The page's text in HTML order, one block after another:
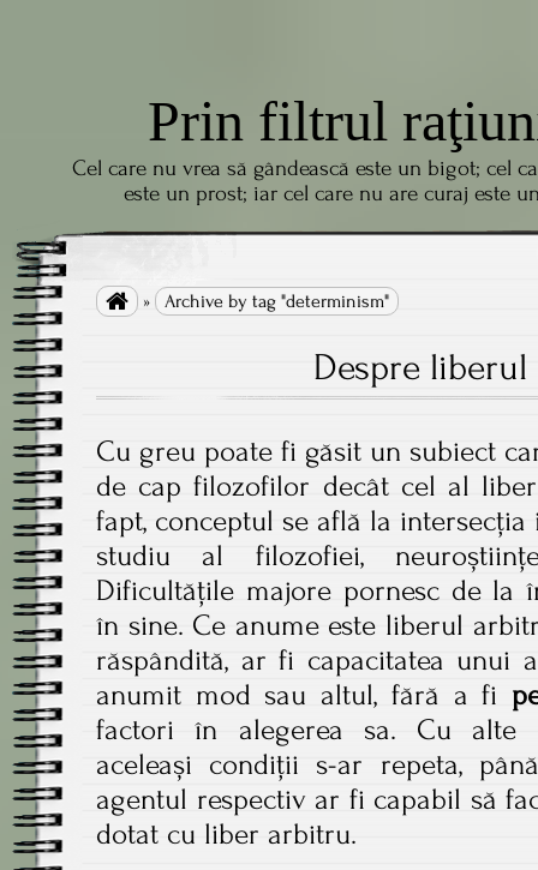
Prin filtrul
Cel care nu vrea să gândească este un bigot; cel
este un prost; iar cel care nu are curaj este
 » Archive by tag "determinism"
Despre
Cu greu poate fi găsit un subiect
de cap filozofilor decât cel al
fapt, conceptul se află la
studiu al filozofiei,
Dificultățile majore pornesc de la
în sine. Ce anume este liberul
răspândită, ar fi capacitatea unui
anumit mod sau altul, fără a fi
factori în alegerea sa. Cu alte
aceleași condiții s-ar repeta,
agentul respectiv ar fi capabil să
dotat cu liber arbitru.